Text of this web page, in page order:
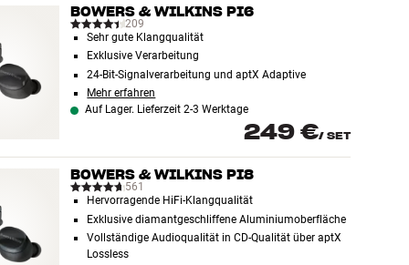
BOWERS & WILKINS PI6
209
Sehr gute Klangqualität
Exklusive Verarbeitung
24-Bit-Signalverarbeitung und aptX Adaptive
Mehr erfahren
Auf Lager. Lieferzeit 2-3 Werktage
249 €/ SET
BOWERS & WILKINS PI8
561
Hervorragende HiFi-Klangqualität
Exklusive diamantgeschliffene Aluminiumoberfläche
Vollständige Audioqualität in CD-Qualität über aptX
Lossless